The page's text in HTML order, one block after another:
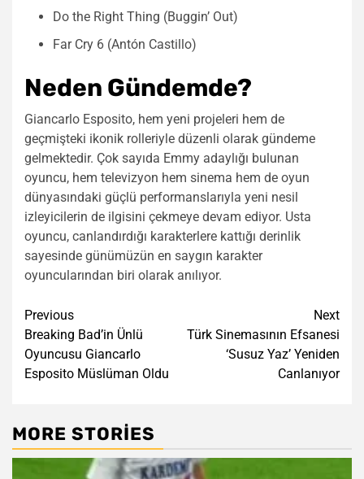
Do the Right Thing (Buggin’ Out)
Far Cry 6 (Antón Castillo)
Neden Gündemde?
Giancarlo Esposito, hem yeni projeleri hem de
geçmişteki ikonik rolleriyle düzenli olarak gündeme
gelmektedir. Çok sayıda Emmy adaylığı bulunan
oyuncu, hem televizyon hem sinema hem de oyun
dünyasındaki güçlü performanslarıyla yeni nesil
izleyicilerin de ilgisini çekmeye devam ediyor. Usta
oyuncu, canlandırdığı karakterlere kattığı derinlik
sayesinde günümüzün en saygın karakter
oyuncularından biri olarak anılıyor.
Post
navigation
Previous
Breaking Bad’in Ünlü
Oyuncusu Giancarlo
Esposito Müslüman Oldu
Next
Türk Sinemasının Efsanesi
‘Susuz Yaz’ Yeniden
Canlanıyor
MORE STORIES